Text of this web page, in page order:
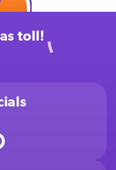
toll!